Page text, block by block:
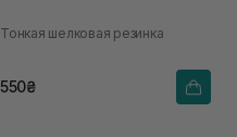
Тонкая шелковая резинка
550₴